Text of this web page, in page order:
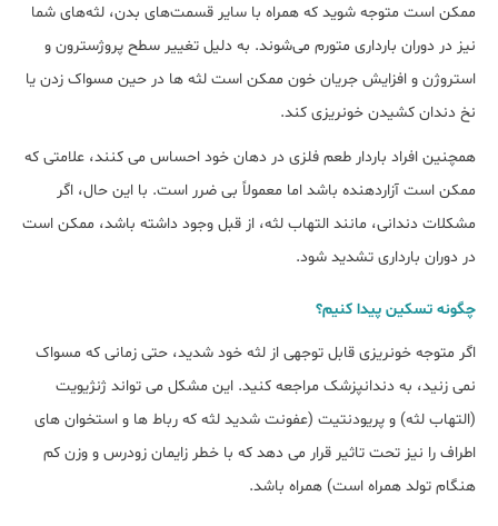
ممکن است متوجه شوید که همراه با سایر قسمت‌های بدن، لثه‌های شما
نیز در دوران بارداری متورم می‌شوند. به دلیل تغییر سطح پروژسترون و
استروژن و افزایش جریان خون ممکن است لثه ها در حین مسواک زدن یا
نخ دندان کشیدن خونریزی کند.
همچنین افراد باردار طعم فلزی در دهان خود احساس می کنند، علامتی که
ممکن است آزاردهنده باشد اما معمولاً بی ضرر است. با این حال، اگر
مشکلات دندانی، مانند التهاب لثه، از قبل وجود داشته باشد، ممکن است
در دوران بارداری تشدید شود.
چگونه تسکین پیدا کنیم؟
اگر متوجه خونریزی قابل توجهی از لثه خود شدید، حتی زمانی که مسواک
نمی زنید، به دندانپزشک مراجعه کنید. این مشکل می تواند ژنژیویت
(التهاب لثه) و پریودنتیت (عفونت شدید لثه که رباط ها و استخوان های
اطراف را نیز تحت تاثیر قرار می دهد که با خطر زایمان زودرس و وزن کم
هنگام تولد همراه است) همراه باشد.